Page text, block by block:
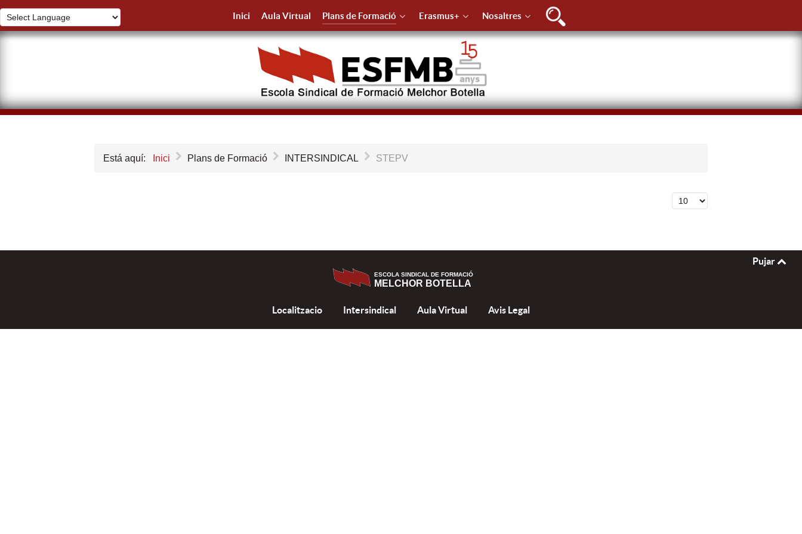
Inici Aula Virtual Plans de Formació Erasmus+ Nosaltres
Está aquí: Inici Plans de Formació INTERSINDICAL STEPV
Cantidad a mostrar
ESCOLA SINDICAL DE FORMACIÓ
MELCHOR BOTELLA
Localitzacio Intersindical Aula Virtual Avis Legal
Pujar